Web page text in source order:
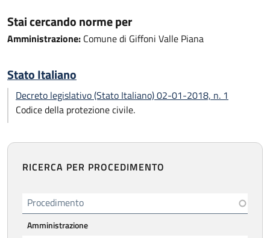
Stai cercando norme per
Amministrazione: Comune di Giffoni Valle Piana
Stato Italiano
Decreto legislativo (Stato Italiano) 02-01-2018, n. 1
Codice della protezione civile.
RICERCA PER PROCEDIMENTO
Procedimento
Amministrazione